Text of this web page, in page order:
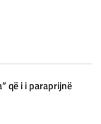
që i i paraprijnë